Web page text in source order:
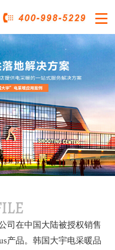

司在中国大陆被授权销售
产品。韩国大宇电采暖品